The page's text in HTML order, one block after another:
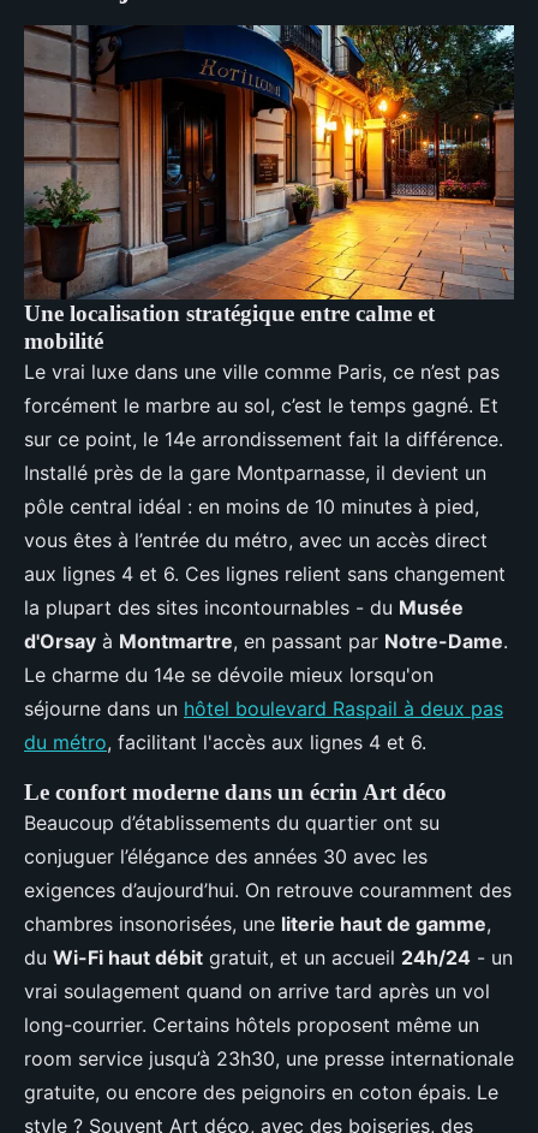
Une localisation stratégique entre calme et
mobilité
Le vrai luxe dans une ville comme Paris, ce n’est pas
forcément le marbre au sol, c’est le temps gagné. Et
sur ce point, le 14e arrondissement fait la différence.
Installé près de la gare Montparnasse, il devient un
pôle central idéal : en moins de 10 minutes à pied,
vous êtes à l’entrée du métro, avec un accès direct
aux lignes 4 et 6. Ces lignes relient sans changement
la plupart des sites incontournables - du Musée
d'Orsay à Montmartre, en passant par Notre-Dame.
Le charme du 14e se dévoile mieux lorsqu'on
séjourne dans un hôtel boulevard Raspail à deux pas
du métro, facilitant l'accès aux lignes 4 et 6.
Le confort moderne dans un écrin Art déco
Beaucoup d’établissements du quartier ont su
conjuguer l’élégance des années 30 avec les
exigences d’aujourd’hui. On retrouve couramment des
chambres insonorisées, une literie haut de gamme,
du Wi-Fi haut débit gratuit, et un accueil 24h/24 - un
vrai soulagement quand on arrive tard après un vol
long-courrier. Certains hôtels proposent même un
room service jusqu’à 23h30, une presse internationale
gratuite, ou encore des peignoirs en coton épais. Le
style ? Souvent Art déco, avec des boiseries, des